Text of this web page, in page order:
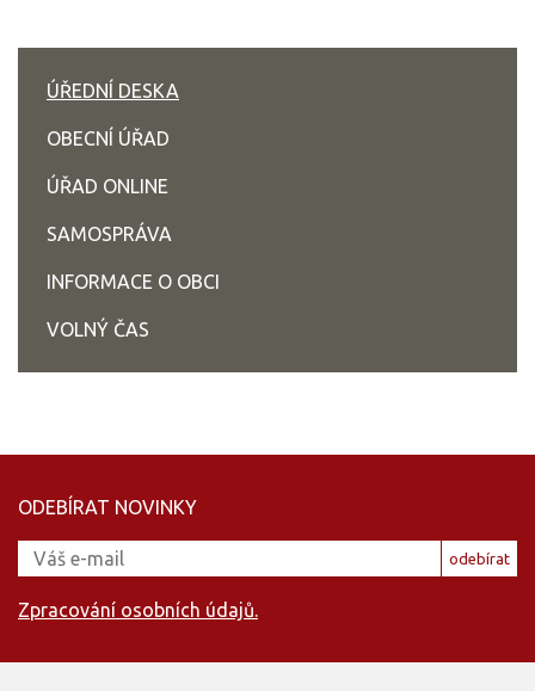
ÚŘEDNÍ DESKA
OBECNÍ ÚŘAD
ÚŘAD ONLINE
SAMOSPRÁVA
INFORMACE O OBCI
VOLNÝ ČAS
ODEBÍRAT NOVINKY
odebírat
Zpracování osobních údajů.